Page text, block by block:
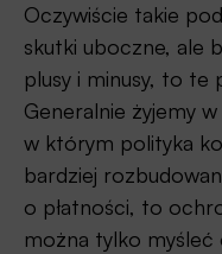
Oczywiście takie
skutki uboczne, ale
plusy i minusy, to te
Generalnie żyjemy
w którym polityka
bardziej
o płatności, to
można tylko